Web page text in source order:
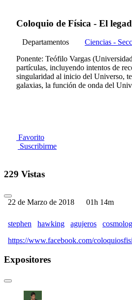
Coloquio de Física - El
Departamentos
Ciencias -
Ponente: Teófilo Vargas
partículas, incluyendo intentos de
singularidad al inicio del Universo,
galaxias, la función de onda del
Favorito
Suscribirme
229 Vistas
22 de Marzo de 2018 01h 14m
stephen hawking agujeros
https://www.facebook.com/
Expositores